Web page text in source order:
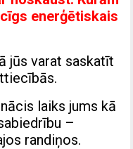
enerģētiskais
jūs varat saskatīt
laiks jums kā
–
randiņos.